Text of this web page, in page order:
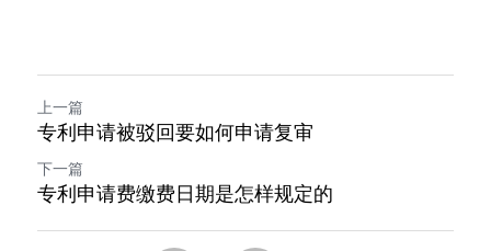
上一篇
专利申请被驳回要如何申请复审
下一篇
专利申请费缴费日期是怎样规定的